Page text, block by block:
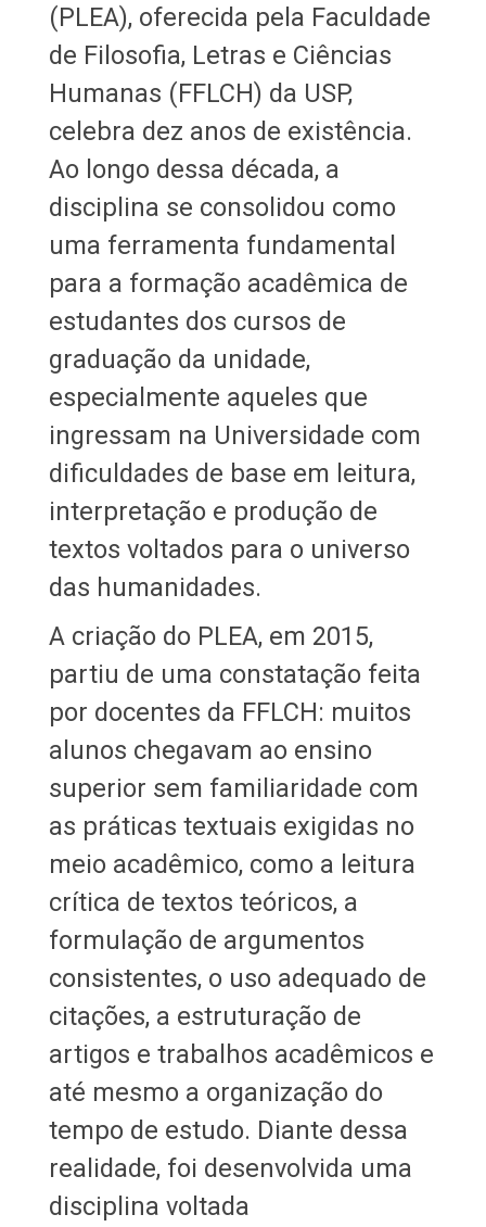
(PLEA), oferecida pela Faculdade
de Filosofia, Letras e Ciências
Humanas (FFLCH) da USP,
celebra dez anos de existência.
Ao longo dessa década, a
disciplina se consolidou como
uma ferramenta fundamental
para a formação acadêmica de
estudantes dos cursos de
graduação da unidade,
especialmente aqueles que
ingressam na Universidade com
dificuldades de base em leitura,
interpretação e produção de
textos voltados para o universo
das humanidades.
A criação do PLEA, em 2015,
partiu de uma constatação feita
por docentes da FFLCH: muitos
alunos chegavam ao ensino
superior sem familiaridade com
as práticas textuais exigidas no
meio acadêmico, como a leitura
crítica de textos teóricos, a
formulação de argumentos
consistentes, o uso adequado de
citações, a estruturação de
artigos e trabalhos acadêmicos e
até mesmo a organização do
tempo de estudo. Diante dessa
realidade, foi desenvolvida uma
disciplina voltada